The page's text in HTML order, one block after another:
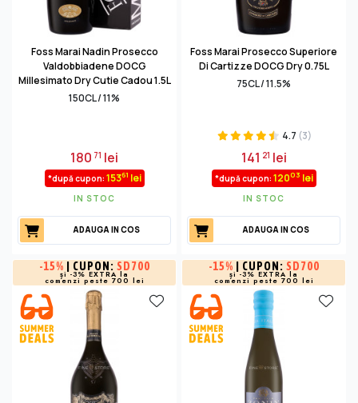
Foss Marai Nadin Prosecco
Valdobbiadene DOCG
Millesimato Dry Cutie Cadou 1.5L
150CL / 11%
180 71 lei
*după cupon: 15361 lei
IN STOC
ADAUGA IN COS
Foss Marai Prosecco Superiore
Di Cartizze DOCG Dry 0.75L
75CL / 11.5%
4.7 (3)
141 21 lei
*după cupon: 12003 lei
IN STOC
ADAUGA IN COS
-15% | CUPON: SD700
și -3% EXTRA la
comenzi peste 700 lei
-15% | CUPON: SD700
și -3% EXTRA la
comenzi peste 700 lei